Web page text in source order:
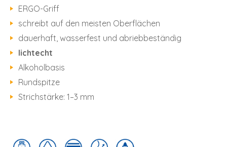
ERGO-Griff
schreibt auf den meisten Oberflächen
dauerhaft, wasserfest und abriebbeständig
lichtecht
Alkoholbasis
Rundspitze
Strichstärke: 1–3 mm